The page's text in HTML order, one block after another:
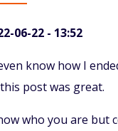
06-22 - 13:52
know how I
post was great.
who you are but